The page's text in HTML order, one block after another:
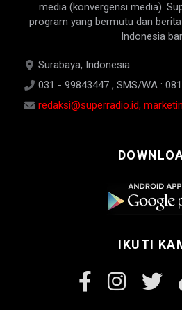
media (konvergensi media).
program yang bermutu dan
Indonesia
Surabaya, Indonesia
031 - 99843447 , SMS/WA :
redaksi@superradio.id,
IKUTI